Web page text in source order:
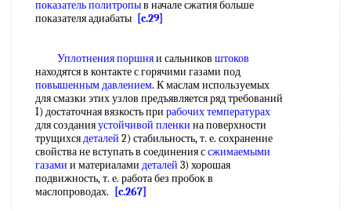
показатель политропыв начале сжатия больше
показателя адиабаты [c.29]
Уплотнения поршняи сальников штоков
находятся в контакте с горячими газами под
повышенным давлением. К маслам используемых
для смазки этих узлов предъявляется ряд требований
I) достаточная вязкость при рабочих температурах
для созданияустойчивой пленки на поверхности
трущихсядеталей 2) стабильность, т. е. сохранение
свойства не вступать в соединения ссжимаемыми
газами и материалами деталей 3) хорошая
подвижность, т. е. работа без пробок в
маслопроводах.
[c.267]